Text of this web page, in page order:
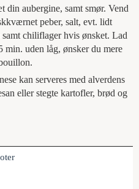
din aubergine, samt smør. Vend
peber, salt, evt. lidt
chiliflager hvis ønsket. Lad
uden låg, ønsker du mere
kan serveres med alverdens
eller stegte kartofler, brød og